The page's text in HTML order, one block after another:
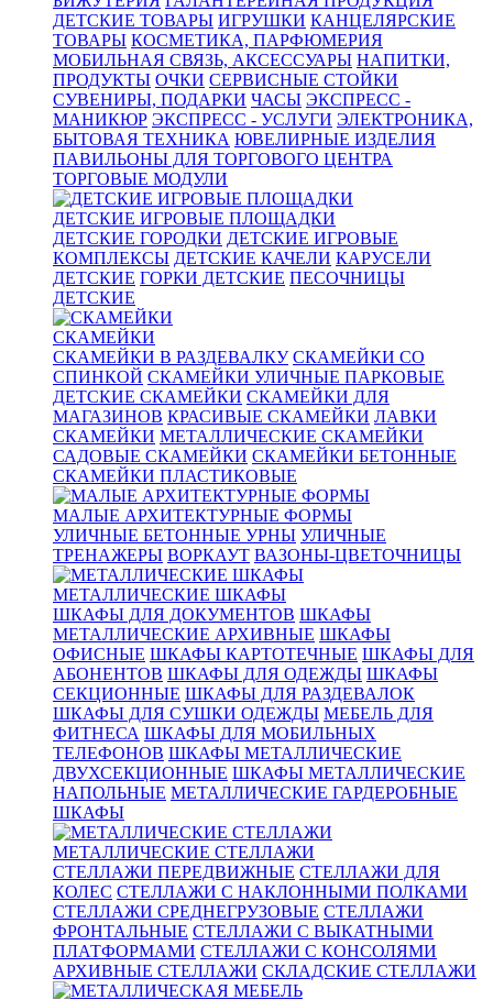
ДЕТСКИЕ ТОВАРЫ ИГРУШКИ КАНЦЕЛЯРСКИЕ
ТОВАРЫ КОСМЕТИКА, ПАРФЮМЕРИЯ
МОБИЛЬНАЯ СВЯЗЬ, АКСЕССУАРЫ НАПИТКИ,
ПРОДУКТЫ ОЧКИ СЕРВИСНЫЕ СТОЙКИ
СУВЕНИРЫ, ПОДАРКИ ЧАСЫ ЭКСПРЕСС -
МАНИКЮР ЭКСПРЕСС - УСЛУГИ ЭЛЕКТРОНИКА,
БЫТОВАЯ ТЕХНИКА ЮВЕЛИРНЫЕ ИЗДЕЛИЯ
ПАВИЛЬОНЫ ДЛЯ ТОРГОВОГО ЦЕНТРА
ТОРГОВЫЕ МОДУЛИ
ДЕТСКИЕ ИГРОВЫЕ ПЛОЩАДКИ
ДЕТСКИЕ ГОРОДКИ ДЕТСКИЕ ИГРОВЫЕ
КОМПЛЕКСЫ ДЕТСКИЕ КАЧЕЛИ КАРУСЕЛИ
ДЕТСКИЕ ГОРКИ ДЕТСКИЕ ПЕСОЧНИЦЫ
ДЕТСКИЕ
СКАМЕЙКИ
СКАМЕЙКИ В РАЗДЕВАЛКУ СКАМЕЙКИ СО
СПИНКОЙ СКАМЕЙКИ УЛИЧНЫЕ ПАРКОВЫЕ
ДЕТСКИЕ СКАМЕЙКИ СКАМЕЙКИ ДЛЯ
МАГАЗИНОВ КРАСИВЫЕ СКАМЕЙКИ ЛАВКИ
СКАМЕЙКИ МЕТАЛЛИЧЕСКИЕ СКАМЕЙКИ
САДОВЫЕ СКАМЕЙКИ СКАМЕЙКИ БЕТОННЫЕ
СКАМЕЙКИ ПЛАСТИКОВЫЕ
МАЛЫЕ АРХИТЕКТУРНЫЕ ФОРМЫ
УЛИЧНЫЕ БЕТОННЫЕ УРНЫ УЛИЧНЫЕ
ТРЕНАЖЕРЫ ВОРКАУТ ВАЗОНЫ-ЦВЕТОЧНИЦЫ
МЕТАЛЛИЧЕСКИЕ ШКАФЫ
ШКАФЫ ДЛЯ ДОКУМЕНТОВ ШКАФЫ
МЕТАЛЛИЧЕСКИЕ АРХИВНЫЕ ШКАФЫ
ОФИСНЫЕ ШКАФЫ КАРТОТЕЧНЫЕ ШКАФЫ ДЛЯ
АБОНЕНТОВ ШКАФЫ ДЛЯ ОДЕЖДЫ ШКАФЫ
СЕКЦИОННЫЕ ШКАФЫ ДЛЯ РАЗДЕВАЛОК
ШКАФЫ ДЛЯ СУШКИ ОДЕЖДЫ МЕБЕЛЬ ДЛЯ
ФИТНЕСА ШКАФЫ ДЛЯ МОБИЛЬНЫХ
ТЕЛЕФОНОВ ШКАФЫ МЕТАЛЛИЧЕСКИЕ
ДВУХСЕКЦИОННЫЕ ШКАФЫ МЕТАЛЛИЧЕСКИЕ
НАПОЛЬНЫЕ МЕТАЛЛИЧЕСКИЕ ГАРДЕРОБНЫЕ
ШКАФЫ
МЕТАЛЛИЧЕСКИЕ СТЕЛЛАЖИ
СТЕЛЛАЖИ ПЕРЕДВИЖНЫЕ СТЕЛЛАЖИ ДЛЯ
КОЛЕС СТЕЛЛАЖИ С НАКЛОННЫМИ ПОЛКАМИ
СТЕЛЛАЖИ СРЕДНЕГРУЗОВЫЕ СТЕЛЛАЖИ
ФРОНТАЛЬНЫЕ СТЕЛЛАЖИ С ВЫКАТНЫМИ
ПЛАТФОРМАМИ СТЕЛЛАЖИ С КОНСОЛЯМИ
АРХИВНЫЕ СТЕЛЛАЖИ СКЛАДСКИЕ СТЕЛЛАЖИ